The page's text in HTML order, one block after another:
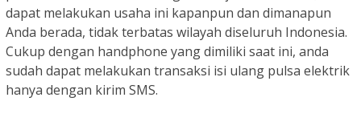
dapat melakukan usaha ini kapanpun dan dimanapun
Anda berada, tidak terbatas wilayah diseluruh Indonesia.
Cukup dengan handphone yang dimiliki saat ini, anda
sudah dapat melakukan transaksi isi ulang pulsa elektrik
hanya dengan kirim SMS.